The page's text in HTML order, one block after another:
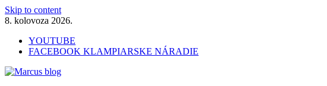
Skip to content
8. kolovoza 2026.
YOUTUBE
FACEBOOK KLAMPIARSKE NÁRADIE